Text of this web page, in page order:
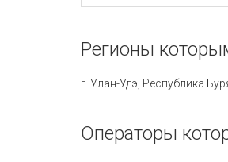
Регионы
г. Улан-Удэ, Республика
Операторы